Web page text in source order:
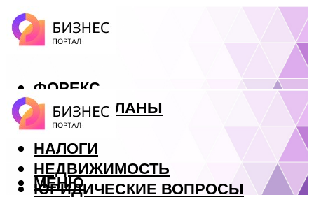
ФОРЕКС
БИЗНЕС ПЛАНЫ
КРЕДИТЫ
НАЛОГИ
НЕДВИЖИМОСТЬ
ЮРИДИЧЕСКИЕ ВОПРОСЫ
МЕНЮ